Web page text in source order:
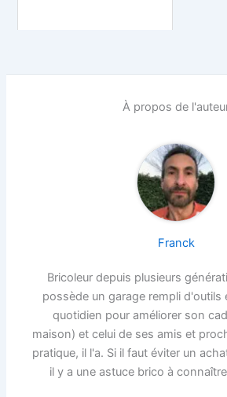
À propos de
Franck
Bricoleur depuis plusieurs
possède un garage rempli d'outils
quotidien pour améliorer son
maison) et celui de ses amis et
pratique, il l'a. Si il faut éviter un
il y a une astuce brico à